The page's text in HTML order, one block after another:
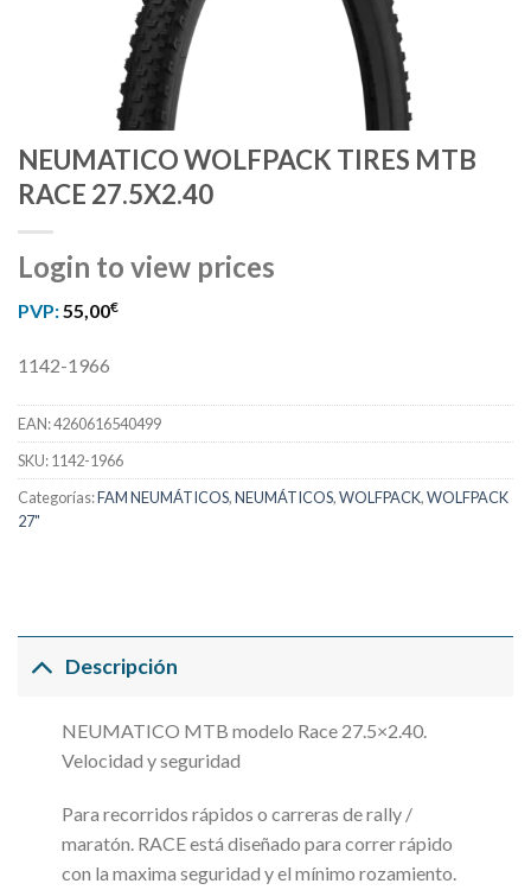
NEUMATICO WOLFPACK TIRES MTB
RACE 27.5X2.40
Login to view prices
PVP:55,00€
1142-1966
EAN:4260616540499
SKU:1142-1966
Categorías:FAM NEUMÁTICOS,NEUMÁTICOS,WOLFPACK,WOLFPACK
27"
Descripción
NEUMATICO MTB modelo Race 27.5×2.40.
Velocidad y seguridad
Para recorridos rápidos o carreras de rally /
maratón. RACE está diseñado para correr rápido
con la maxima seguridad y el mínimo rozamiento.